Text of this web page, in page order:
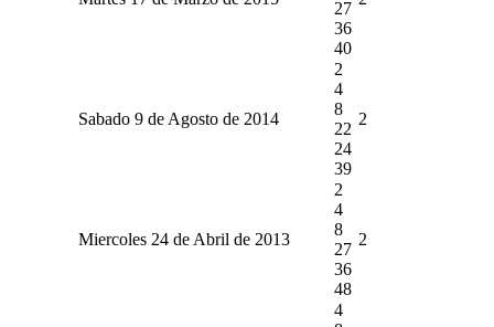
27
36
40
Sabado 9 de Agosto de 2014
2
4
8
22
24
39
2
Miercoles 24 de Abril de 2013
2
4
8
27
36
48
2
4